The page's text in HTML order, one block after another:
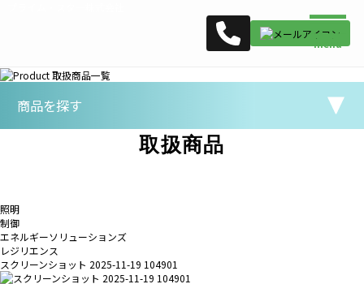
商品を探す
取扱商品
照明
制御
エネルギーソリューションズ
レジリエンス
スクリーンショット 2025-11-19 104901